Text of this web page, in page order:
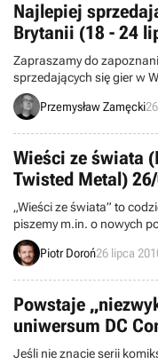
produkcji od Lionhead
Najlepiej
Brytanii (18 - 24
Zapraszamy do
sprzedających się gier w
Charttrack. Obejmuje ono
Przemysław Zamęcki
Wieści ze świata
Twisted Metal)
„Wieści ze świata” to
piszemy m.in. o nowych
konferencji studia
edytorze poziomów w
Piotr Doroń26 lipca
Powstaje
uniwersum DC
Jeśli nie znacie serii